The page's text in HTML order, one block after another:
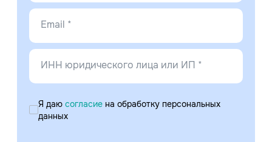
Email *
ИНН юридического лица или ИП *
Я даю согласие на обработку персональных
данных